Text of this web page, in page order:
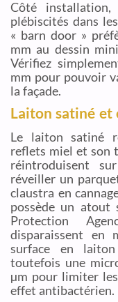
Côté installation,
plébiscités dans
« barn door »
mm au dessin
Vérifiez
mm pour pouvoir
la façade.
Laiton satiné
Le laiton satiné
reflets miel et son
réintroduisent
réveiller un
claustra en
possède un atout
Protection
disparaissent en
surface en
toutefois une
µm pour limiter
effet antibactérien.